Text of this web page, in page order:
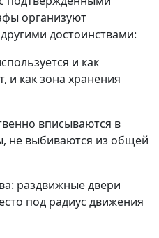
организуют
достоинствами:
и как
и как зона хранения
вписываются в
не выбиваются из общей
раздвижные двери
под радиус движения